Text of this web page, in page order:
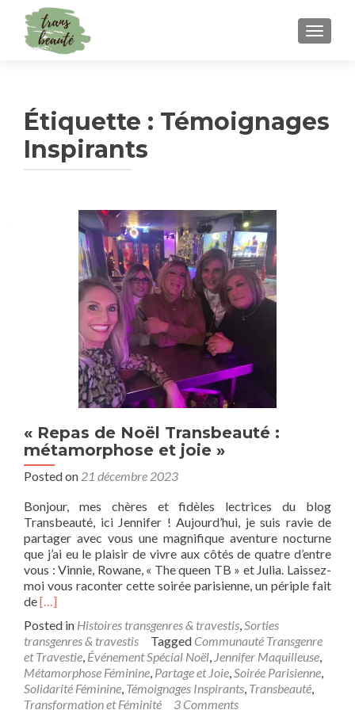
Étiquette : Témoignages
Inspirants
« Repas de Noël Transbeauté :
métamorphose et joie »
Posted on 21 décembre 2023
Bonjour, mes chères et fidèles lectrices du blog
Transbeauté, ici Jennifer ! Aujourd’hui, je suis ravie de
partager avec vous une magnifique aventure nocturne
que j’ai eu le plaisir de vivre aux côtés de quatre d’entre
vous : Vinnie, Rowane, « The queen TB » et Julia. Laissez-
moi vous raconter cette soirée parisienne, un périple fait
deRead
about
« Repas
de
Noël
Transbeauté
[…]
Posted in Histoires transgenres & travestis,Sorties
transgenres & travestis
Tagged Communauté Transgenre
et Travestie, Événement Spécial Noël, Jennifer Maquilleuse,
Métamorphose Féminine, Partage et Joie,Soirée Parisienne,
Solidarité Féminine, Témoignages Inspirants, Transbeauté,
Transformation et Féminité
3 Comments